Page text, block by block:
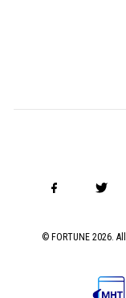
© FORTUNE 2026.